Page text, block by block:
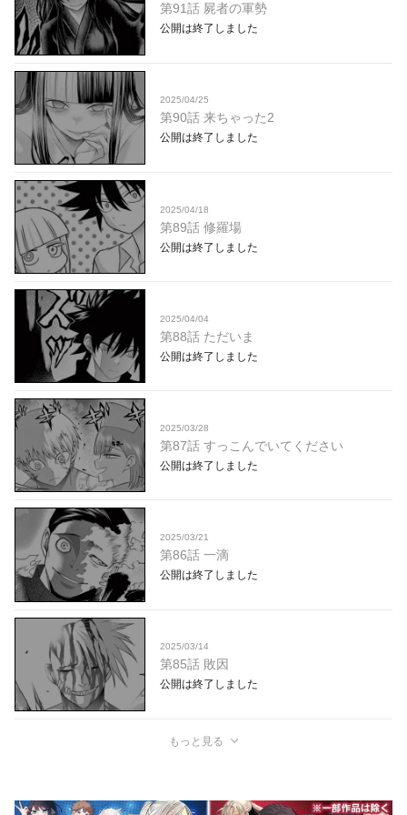
第91話 屍者の軍勢
公開は終了しました
2025/04/25
第90話 来ちゃった2
公開は終了しました
2025/04/18
第89話 修羅場
公開は終了しました
2025/04/04
第88話 ただいま
公開は終了しました
2025/03/28
第87話 すっこんでいてください
公開は終了しました
2025/03/21
第86話 一滴
公開は終了しました
2025/03/14
第85話 敗因
公開は終了しました
もっと見る